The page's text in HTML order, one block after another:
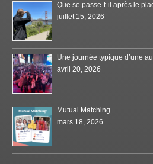
Que se passe-t-il après le
juillet 15, 2026
Une journée typique d’une
avril 20, 2026
Mutual Matching
mars 18, 2026